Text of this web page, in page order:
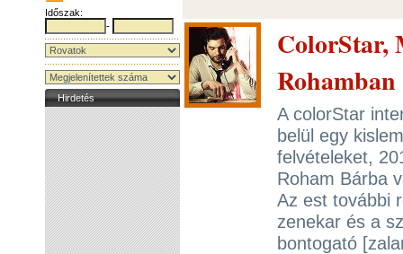
Időszak:
-
Hirdetés
ColorStar,
Rohamban
A colorStar
belül egy
felvételeket,
Roham Bárba
Az est további
zenekar és a
bontogató